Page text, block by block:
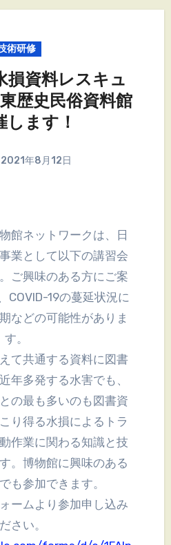
術研修
資料レスキュ
歴史民俗資料館
します！
2021年8月12日
館ネットワークは、日
業として以下の講習会
ご興味のある方にご案
COVID-19の蔓延状況に
などの可能性がありま
す。
て共通する資料に図書
年多発する水害でも、
の最も多いのも図書資
り得る水損によるトラ
作業に関わる知識と技
。博物館に興味のある
も参加できます。
ームより参加申し込み
さい。